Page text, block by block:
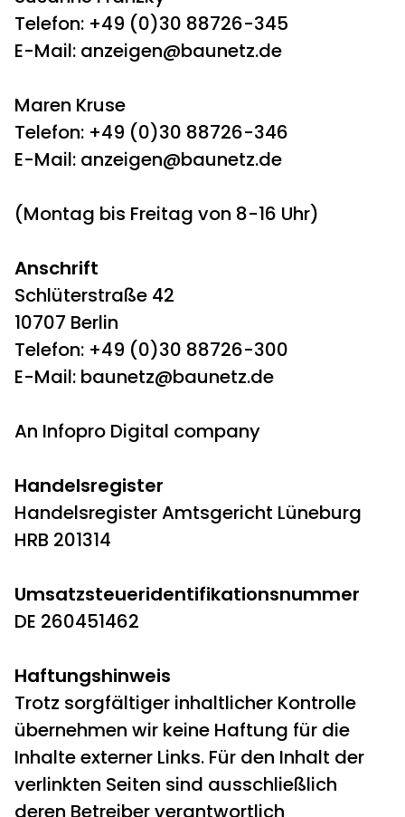
Telefon: +49 (0)30 88726-345
E-Mail: anzeigen@baunetz.de
Maren Kruse
Telefon: +49 (0)30 88726-346
E-Mail: anzeigen@baunetz.de
(Montag bis Freitag von 8-16 Uhr)
Anschrift
Schlüterstraße 42
10707 Berlin
Telefon: +49 (0)30 88726-300
E-Mail: baunetz@baunetz.de
An Infopro Digital company
Handelsregister
Handelsregister Amtsgericht Lüneburg
HRB 201314
Umsatzsteueridentifikationsnummer
DE 260451462
Haftungshinweis
Trotz sorgfältiger inhaltlicher Kontrolle
übernehmen wir keine Haftung für die
Inhalte externer Links. Für den Inhalt der
verlinkten Seiten sind ausschließlich
deren Betreiber verantwortlich